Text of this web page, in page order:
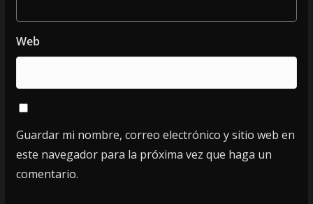
Web
Guardar mi nombre, correo electrónico y sitio web en
este navegador para la próxima vez que haga un
comentario.